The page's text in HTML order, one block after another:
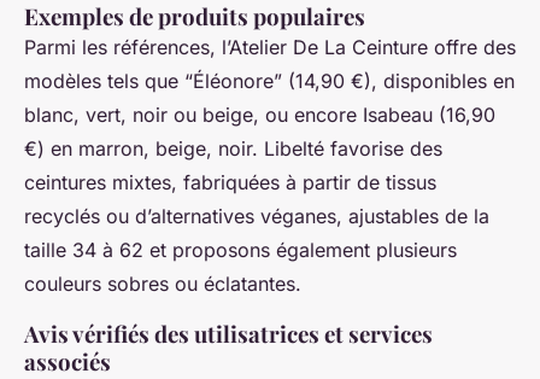
Exemples de produits populaires
Parmi les références, l’Atelier De La Ceinture offre des
modèles tels que “Éléonore” (14,90 €), disponibles en
blanc, vert, noir ou beige, ou encore Isabeau (16,90
€) en marron, beige, noir. Libelté favorise des
ceintures mixtes, fabriquées à partir de tissus
recyclés ou d’alternatives véganes, ajustables de la
taille 34 à 62 et proposons également plusieurs
couleurs sobres ou éclatantes.
Avis vérifiés des utilisatrices et services
associés